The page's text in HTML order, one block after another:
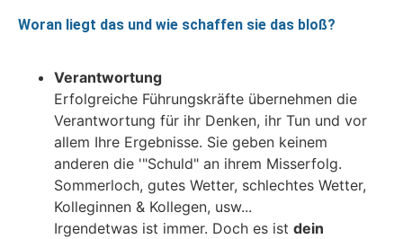
Woran liegt das und wie schaffen sie das bloß?
Verantwortung
Erfolgreiche Führungskräfte übernehmen die
Verantwortung für ihr Denken, ihr Tun und vor
allem Ihre Ergebnisse. Sie geben keinem
anderen die '"Schuld" an ihrem Misserfolg.
Sommerloch, gutes Wetter, schlechtes Wetter,
Kolleginnen & Kollegen, usw...
Irgendetwas ist immer. Doch es ist dein